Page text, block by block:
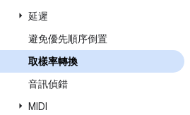
延遲
避免優先順序倒置
取樣率轉換
音訊偵錯
MIDI